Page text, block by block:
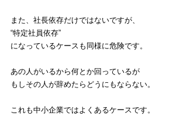
また、社長依存だけではないですが、
“特定社員依存”
になっているケースも同様に危険です。
あの人がいるから何とか回っているが
もしその人が辞めたらどうにもならない。
これも中小企業ではよくあるケースです。